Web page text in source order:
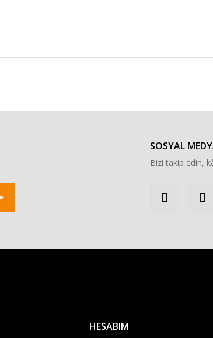
SOSYAL
Bizi takip edin,
HESABIM